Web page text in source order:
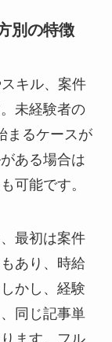
別の特徴
キル、案件
未経験者の
まるケースが
ある場合は
可能です。
最初は案件
あり、時給
かし、経験
同じ記事単